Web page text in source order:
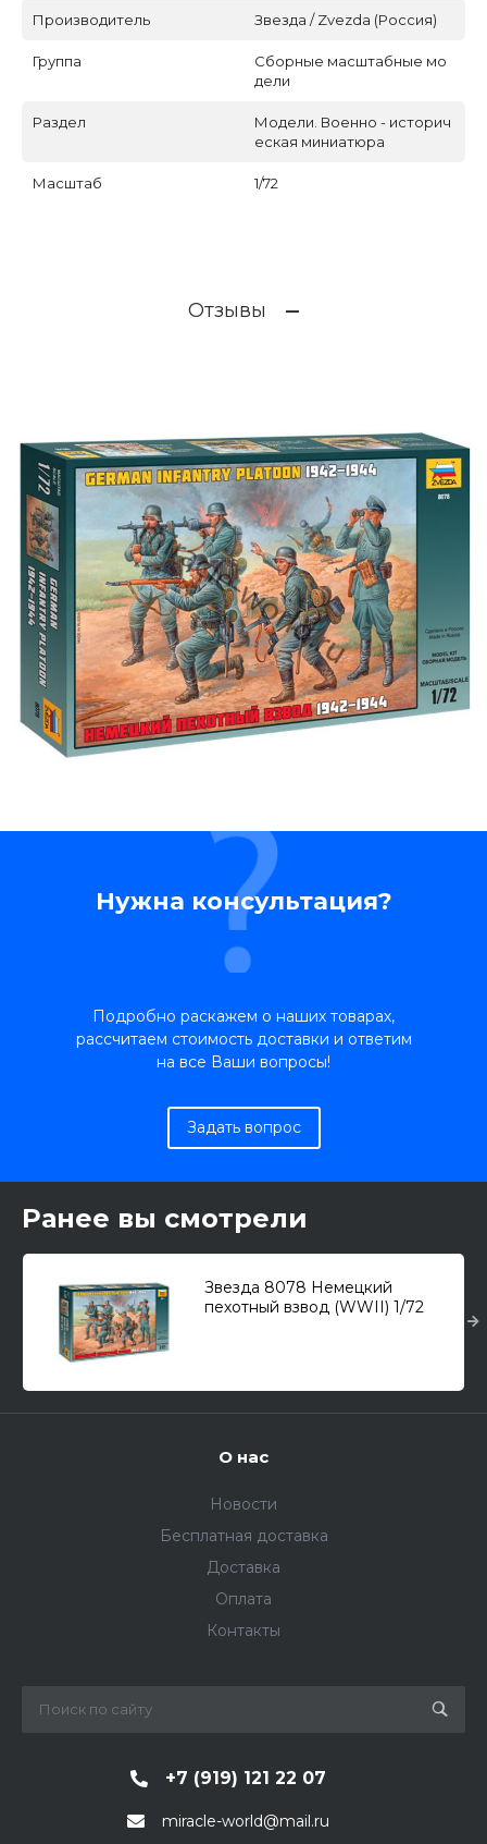
Производитель Звезда / Zvezda (Россия)
Группа
Сборные масштабные мо
дели
Раздел
Модели. Военно - историч
еская миниатюра
Масштаб 1/72
Отзывы
Нужна консультация?
Подробно раскажем о наших товарах,
рассчитаем стоимость доставки и ответим
на все Ваши вопросы!
Задать вопрос
Ранее вы смотрели
Звезда 8078 Немецкий
пехотный взвод (WWII) 1/72
О нас
Новости
Бесплатная доставка
Доставка
Оплата
Контакты
+7 (919) 121 22 07
miracle-world@mail.ru